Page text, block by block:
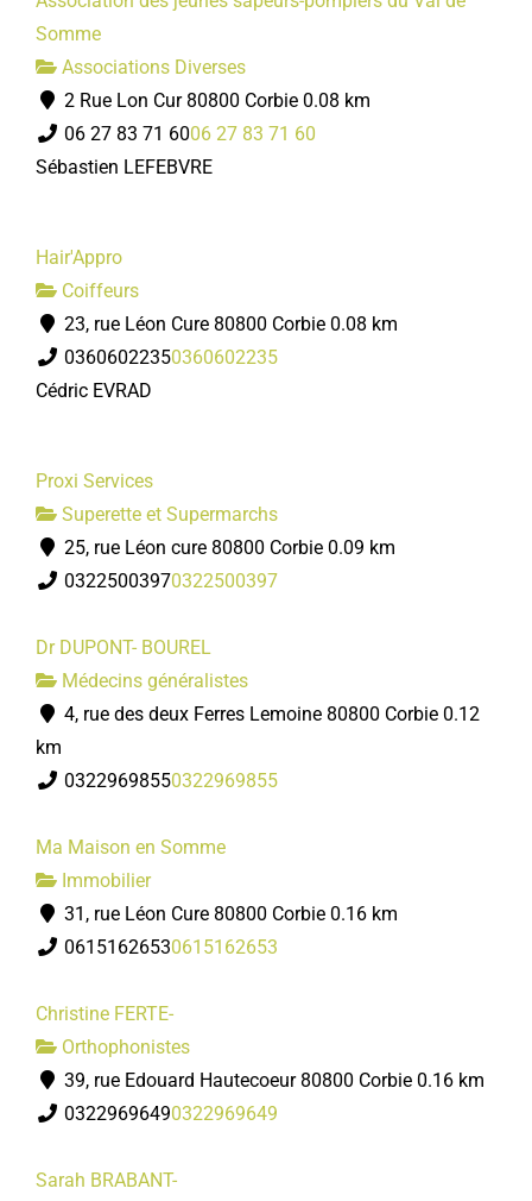
Somme
Associations Diverses
2 Rue Lon Cur 80800 Corbie 0.08 km
06 27 83 71 6006 27 83 71 60
Sébastien LEFEBVRE
Hair'Appro
Coiffeurs
23, rue Léon Cure 80800 Corbie 0.08 km
03606022350360602235
Cédric EVRAD
Proxi Services
Superette et Supermarchs
25, rue Léon cure 80800 Corbie 0.09 km
03225003970322500397
Dr DUPONT- BOUREL
Médecins généralistes
4, rue des deux Ferres Lemoine 80800 Corbie 0.12
km
03229698550322969855
Ma Maison en Somme
Immobilier
31, rue Léon Cure 80800 Corbie 0.16 km
06151626530615162653
Christine FERTE-
Orthophonistes
39, rue Edouard Hautecoeur 80800 Corbie 0.16 km
03229696490322969649
Sarah BRABANT-